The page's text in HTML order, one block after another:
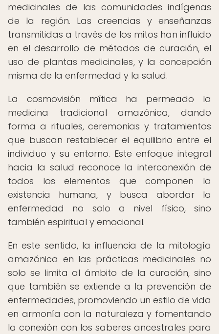
medicinales de las comunidades indígenas
de la región. Las creencias y enseñanzas
transmitidas a través de los mitos han influido
en el desarrollo de métodos de curación, el
uso de plantas medicinales, y la concepción
misma de la enfermedad y la salud.
La cosmovisión mítica ha permeado la
medicina tradicional amazónica, dando
forma a rituales, ceremonias y tratamientos
que buscan restablecer el equilibrio entre el
individuo y su entorno. Este enfoque integral
hacia la salud reconoce la interconexión de
todos los elementos que componen la
existencia humana, y busca abordar la
enfermedad no solo a nivel físico, sino
también espiritual y emocional.
En este sentido, la influencia de la mitología
amazónica en las prácticas medicinales no
solo se limita al ámbito de la curación, sino
que también se extiende a la prevención de
enfermedades, promoviendo un estilo de vida
en armonía con la naturaleza y fomentando
la conexión con los saberes ancestrales para